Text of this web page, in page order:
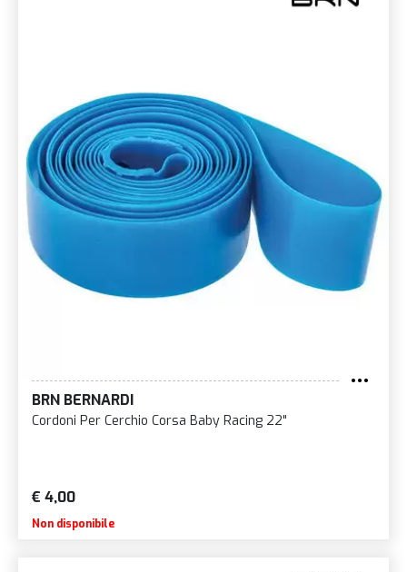
BRN BERNARDI
Cordoni Per Cerchio Corsa Baby Racing 22"
€ 4,00
Non disponibile